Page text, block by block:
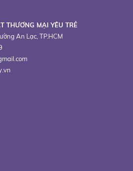
THƯƠNG MẠI YÊU TRẺ
An Lạc, TP.HCM